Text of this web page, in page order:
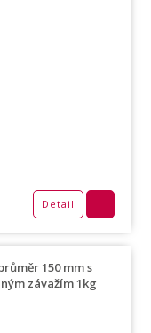
Detail
150 mm s
závažím 1kg